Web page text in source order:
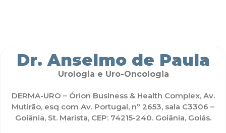
Dr. Anselmo de Paula
Urologia e Uro-Oncologia
DERMA-URO – Órion Business & Health Complex, Av.
Mutirão, esq com Av. Portugal, nº 2653, sala C3306 –
Goiânia, St. Marista, CEP: 74215-240. Goiânia, Goiás.